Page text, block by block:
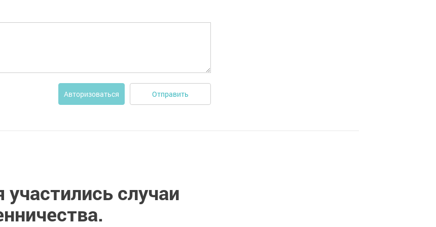
Авторизоваться Отправить
случаи